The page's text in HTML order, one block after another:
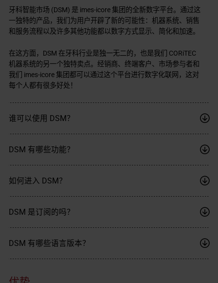
牙科智能市场 (DSM) 是 imes-icore 集团的全新数字平台。通过这
一独特的产品，我们为用户开辟了新的可能性：机器系统、销售
和服务流程以及许多其他功能都以数字方式显示、简化和加速。
在这方面，DSM 在牙科行业是独一无二的，也是我们 CORiTEC
机器系统的另一个独特卖点。经销商、终端客户、市场参与者和
我们 imes-icore 集团都可以通过这个平台进行数字化联网，这对
每个人都有很多好处！
谁可以使用 DSM？
DSM 有哪些功能？
如何进入 DSM？
DSM 是订阅的吗？
DSM 有哪些语言版本？